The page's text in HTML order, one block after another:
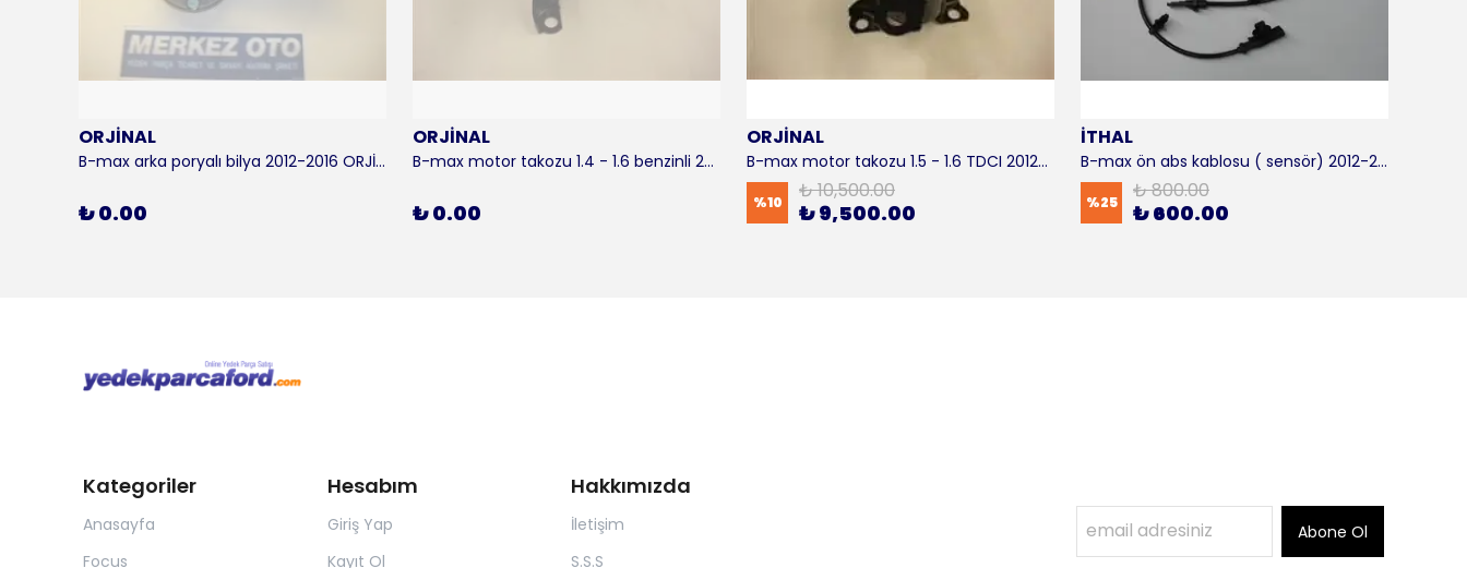
ORJİNAL
B-max arka poryalı bilya 2012-2016 ORJİNAL
₺ 0.00
ORJİNAL
B-max motor takozu 1.4 - 1.6 benzinli 2012-2016 ORJİNAL
₺ 0.00
ORJİNAL
B-max motor takozu 1.5 - 1.6 TDCI 2012-2016 ORJİNAL
%10 ₺ 10,500.00
₺ 9,500.00
İTHAL
B-max ön abs kablosu ( sensör) 2012-2016 ITHAL
%25 ₺ 800.00
₺ 600.00
Kategoriler
Anasayfa
Focus
Hesabım
Giriş Yap
Kayıt Ol
Hakkımızda
İletişim
S.S.S
Abone Ol